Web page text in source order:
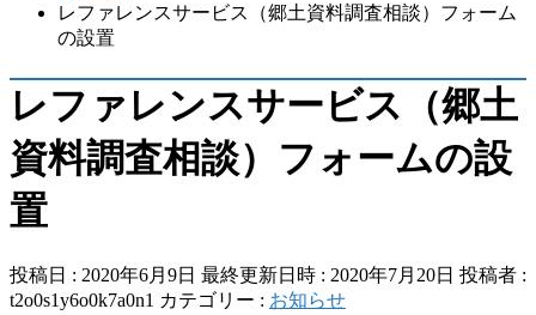
レファレンスサービス（郷土資料調査相談）フォーム
の設置
レファレンスサービス（郷土
資料調査相談）フォームの設
置
投稿日 : 2020年6月9日 最終更新日時 : 2020年7月20日 投稿者 :
t2o0s1y6o0k7a0n1 カテゴリー : お知らせ